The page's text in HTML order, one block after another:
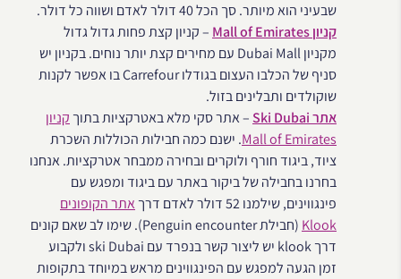
שבעיני הוא מיותר. סך הכל 40 דולר לאדם ושווה כל דולר.
קניון Mall of Emirates
– קניון קצת פחות גדול גדול
מקניון Dubai Mall עם מחירים קצת יותר נוחים. בקניון יש
סניף של הכלבו העצום בגודלו Carrefour בו אפשר לקנות
שוקולדים ותבלינים בזול.
אתר Ski Dubai
– אתר סקי מלא באטרקציות בתוךקניון
Mall of Emirates. ישנם כמה חבילות הכוללות השכרת
ציוד, ביגוד חורף ולוקרים ובחירה ממבחר אטרקציות. אנחנו
בחרנו בחבילה של ביקור באתר עם ביגוד ומפגש עם
פינגווינים, שילמנו 52 דולר לאדם דרך
אתר הקופונים
Klook
(חבילת Penguin encounter). שימו לב שאם קונים
דרך klook יש ליצור קשר בנפרד עם ski Dubai ולקבוע
זמן הגעה למפגש עם הפינגווינים מראש במיוחד בתקופות